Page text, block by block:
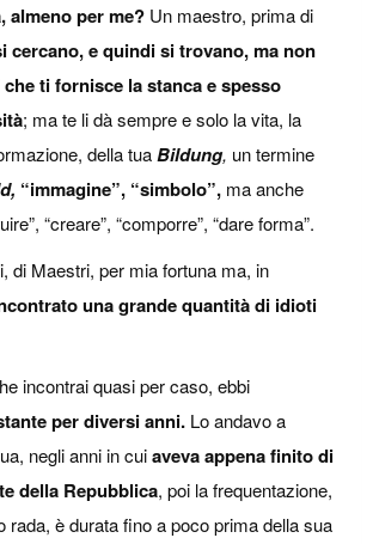
almeno per me? Un maestro, prima di
cercano, e quindi si trovano, ma non
ti fornisce la stanca e spesso
; ma te li dà sempre e solo la vita, la
della tuaBildung, un termine
“immagine”, “simbolo”, ma anche
“creare”, “comporre”, “dare forma”.
di Maestri, per mia fortuna ma, in
una grande quantità di idioti
incontrai quasi per caso, ebbi
per diversi anni. Lo andavo a
negli anni in cuiaveva appena finito di
della Repubblica, poi la frequentazione,
rada, è durata fino a poco prima della sua